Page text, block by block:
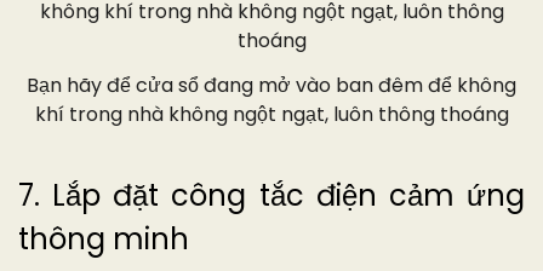
Bạn hãy để cửa sổ đang mở vào ban đêm để không
khí trong nhà không ngột ngạt, luôn thông thoáng
7. Lắp đặt công tắc điện cảm ứng
thông minh